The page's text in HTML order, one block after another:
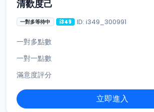
清歡度己
一對多等待中 i349 ID: i349_300991
一對多點數
一對一點數
滿意度評分
立即進入